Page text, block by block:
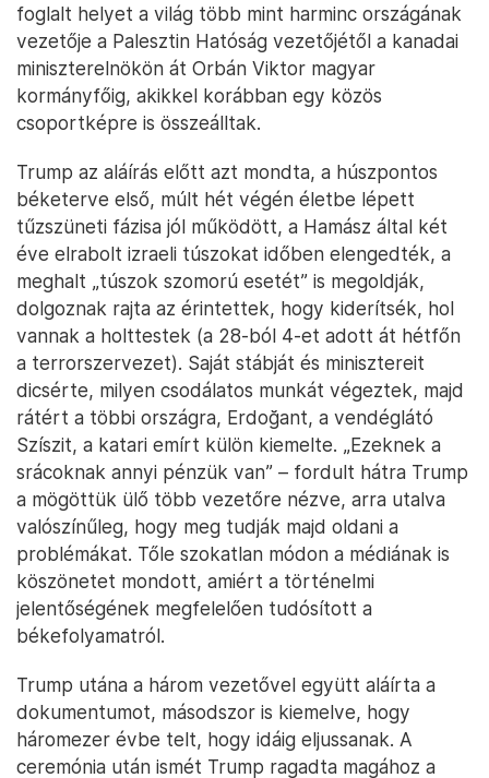
foglalt helyet a világ több mint harminc országának
vezetője a Palesztin Hatóság vezetőjétől a kanadai
miniszterelnökön át Orbán Viktor magyar
kormányfőig, akikkel korábban egy közös
csoportképre is összeálltak.
Trump az aláírás előtt azt mondta, a húszpontos
béketerve első, múlt hét végén életbe lépett
tűzszüneti fázisa jól működött, a Hamász által két
éve elrabolt izraeli túszokat időben elengedték, a
meghalt „túszok szomorú esetét” is megoldják,
dolgoznak rajta az érintettek, hogy kiderítsék, hol
vannak a holttestek (a 28-ból 4-et adott át hétfőn
a terrorszervezet). Saját stábját és minisztereit
dicsérte, milyen csodálatos munkát végeztek, majd
rátért a többi országra, Erdoğant, a vendéglátó
Szíszit, a katari emírt külön kiemelte. „Ezeknek a
srácoknak annyi pénzük van” – fordult hátra Trump
a mögöttük ülő több vezetőre nézve, arra utalva
valószínűleg, hogy meg tudják majd oldani a
problémákat. Tőle szokatlan módon a médiának is
köszönetet mondott, amiért a történelmi
jelentőségének megfelelően tudósított a
békefolyamatról.
Trump utána a három vezetővel együtt aláírta a
dokumentumot, másodszor is kiemelve, hogy
háromezer évbe telt, hogy idáig eljussanak. A
ceremónia után ismét Trump ragadta magához a